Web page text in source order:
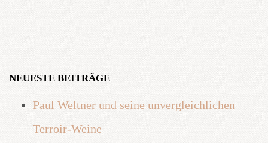
NEUESTE BEITRÄGE
Paul Weltner und seine unvergleichlichen
Terroir-Weine